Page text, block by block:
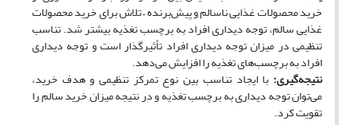
خرید محصولات غذایی ناسالم و پیش‌برنده – تلاش برای خرید محصولات
غذایی سالم، توجه دیداری افراد به برچسب تغذیه بیشتر شد. تناسب
تنظیمی در میزان توجه دیداری افراد تأثیرگذار است و توجه دیداری
افراد به برچسب‌های تغذیه را افزایش می‌دهد.
نتیجه‌گیری: با ایجاد تناسب بین نوع تمرکز تنظیمی و هدف خرید،
می‌توان توجه دیداری به برچسب تغذیه و در نتیجه میزان خرید سالم را
تقویت کرد.